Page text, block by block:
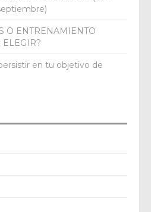
O ENTRENAMIENTO
ELEGIR?
en tu objetivo de